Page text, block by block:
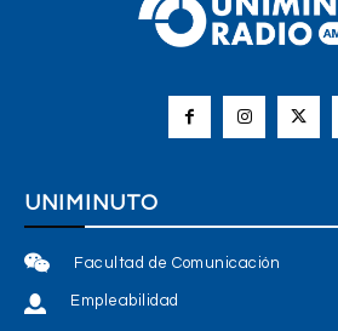
UNIMINUTO
Facultad de Comunicación
Empleabilidad